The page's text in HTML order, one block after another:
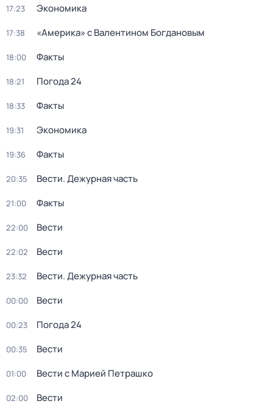
17:23 Экономика
17:38 «Америка» с Валентином Богдановым
18:00 Факты
18:21 Погода 24
18:33 Факты
19:31 Экономика
19:36 Факты
20:35 Вести. Дежурная часть
21:00 Факты
22:00 Вести
22:02 Вести
23:32 Вести. Дежурная часть
00:00 Вести
00:23 Погода 24
00:35 Вести
01:00 Вести с Марией Петрашко
02:00 Вести